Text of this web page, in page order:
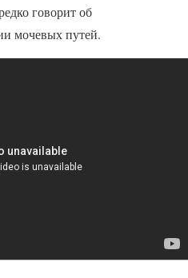
говорит об
мочевых путей.